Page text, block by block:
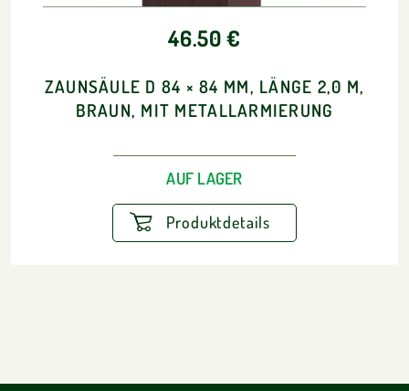
46.50 €
ZAUNSÄULE D 84 × 84 MM, LÄNGE 2,0 M,
BRAUN, MIT METALLARMIERUNG
AUF LAGER
Produktdetails